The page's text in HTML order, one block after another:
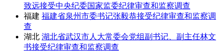
致远接受中央纪委国家监委纪律审查和监察调查
福建 福建省泉州市委书记张毅恭接受纪律审查和监察调
查
湖北 湖北省武汉市人大常委会党组副书记、副主任林文
书接受纪律审查和监察调查